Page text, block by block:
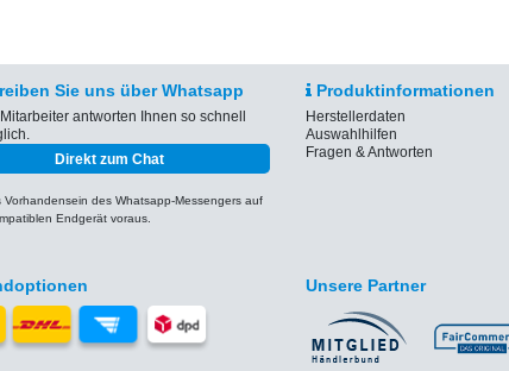
Sie uns über Whatsapp
antworten Ihnen so schnell
Direkt zum Chat
Vorhandensein des Whatsapp-Messengers auf
Endgerät voraus.
Produktinformationen
Herstellerdaten
Auswahlhilfen
Fragen & Antworten
Unsere Partner